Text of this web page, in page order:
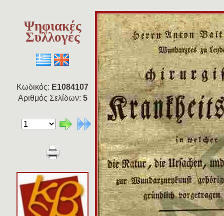
Ψηφιακές
Συλλογές
Κωδικός: E1084107
Αριθμός Σελίδων: 5